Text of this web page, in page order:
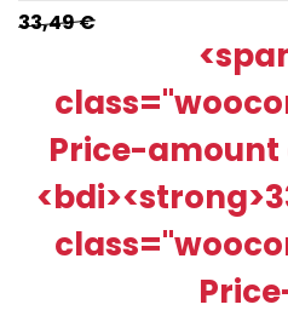
33,49€
Price-amount
Mohlo by
Výhodná
SET pre